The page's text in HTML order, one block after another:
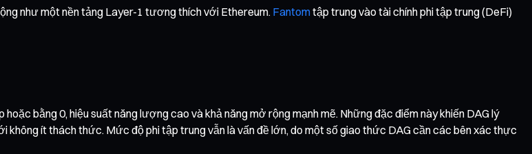
như một nền tảng Layer-1 tương thích với Ethereum. Fantomtập trung vào tài chính phi tập trung (DeFi)
bằng 0, hiệu suất năng lượng cao và khả năng mở rộng mạnh mẽ. Những đặc điểm này khiến DAG lý
không ít thách thức. Mức độ phi tập trung vẫn là vấn đề lớn, do một số giao thức DAG cần các bên xác thực